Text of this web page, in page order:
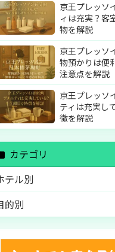
京王プレッソ
ィは充実？客
物を解説
京王プレッソ
物預かりは便
注意点を解説
京王プレッソ
ティは充実し
徴を解説
カテゴリ
テル別
的別